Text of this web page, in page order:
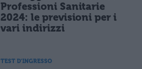
Professioni Sanitarie
2024: le previsioni per i
vari indirizzi
TEST D'INGRESSO